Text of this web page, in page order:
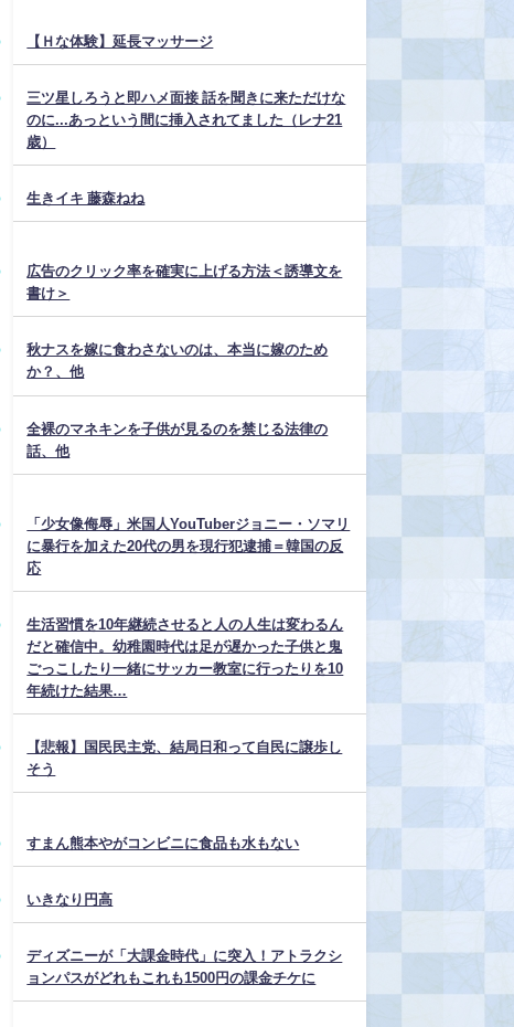
【Ｈな体験】延長マッサージ
三ツ星しろうと即ハメ面接 話を聞きに来ただけな
のに...あっという間に挿入されてました（レナ21
歳）
生きイキ 藤森ねね
広告のクリック率を確実に上げる方法＜誘導文を
書け＞
秋ナスを嫁に食わさないのは、本当に嫁のため
か？、他
全裸のマネキンを子供が見るのを禁じる法律の
話、他
「少女像侮辱」米国人YouTuberジョニー・ソマリ
に暴行を加えた20代の男を現行犯逮捕＝韓国の反
応
生活習慣を10年継続させると人の人生は変わるん
だと確信中。幼稚園時代は足が遅かった子供と鬼
ごっこしたり一緒にサッカー教室に行ったりを10
年続けた結果…
【悲報】国民民主党、結局日和って自民に譲歩し
そう
すまん熊本やがコンビニに食品も水もない
いきなり円高
ディズニーが「大課金時代」に突入！アトラクシ
ョンパスがどれもこれも1500円の課金チケに